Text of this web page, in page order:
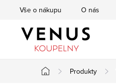
Vše o nákupu O nás
Domů
Produkty